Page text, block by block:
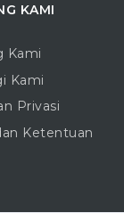
KAMI
Kami
Kami
Privasi
Ketentuan